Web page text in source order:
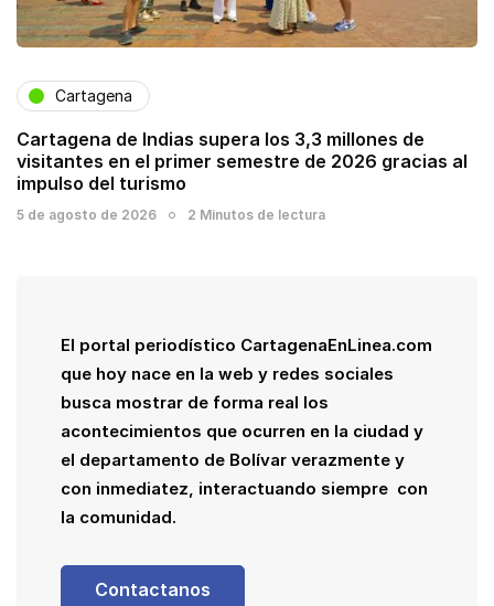
Cartagena
Cartagena de Indias supera los 3,3 millones de
visitantes en el primer semestre de 2026 gracias al
impulso del turismo
5 de agosto de 2026 2 Minutos de lectura
El portal periodístico CartagenaEnLinea.com
que hoy nace en la web y redes sociales
busca mostrar de forma real los
acontecimientos que ocurren en la ciudad y
el departamento de Bolívar verazmente y
con inmediatez, interactuando siempre con
la comunidad.
Contactanos